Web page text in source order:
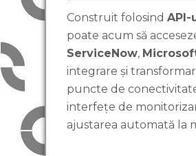
Construit folosind API-
poate acum să
ServiceNow,
integrare și
puncte de
interfețe de
ajustarea automată la